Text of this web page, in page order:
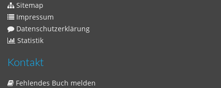
Sitemap
Impressum
Datenschutzerklärung
Statistik
Kontakt
Fehlendes Buch melden